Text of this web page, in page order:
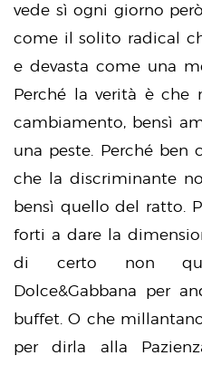
vede sì ogni giorno
come il solito radical
e devasta come una
Perché la verità è che
cambiamento, bensì
una peste. Perché ben
che la discriminante
bensì quello del ratto.
forti a dare la
di certo non
Dolce&Gabbana per
buffet. O che
per dirla alla